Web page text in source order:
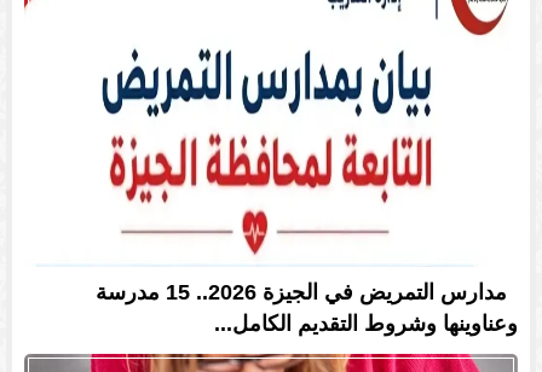
مدارس التمريض في الجيزة 2026.. 15 مدرسة
وعناوينها وشروط التقديم الكامل...